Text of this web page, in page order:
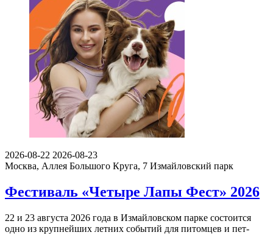
2026-08-22 2026-08-23
Москва, Аллея Большого Круга, 7 Измайловский парк
Фестиваль «Четыре Лапы Фест» 2026
22 и 23 августа 2026 года в Измайловском парке состоится
одно из крупнейших летних событий для питомцев и пет-